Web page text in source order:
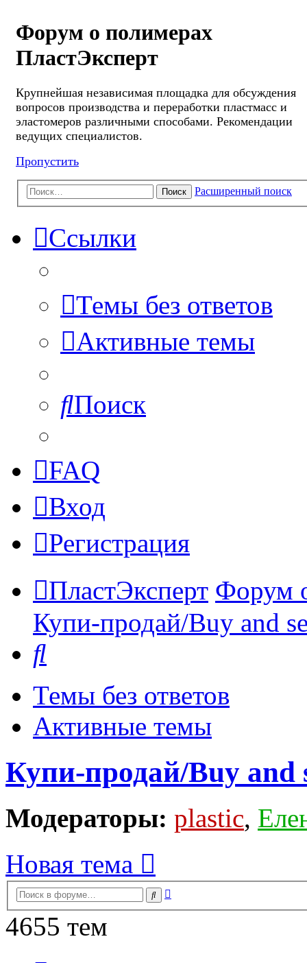
Форум о полимерах
ПластЭксперт
Крупнейшая независимая площадка для обсуждения
вопросов производства и переработки пластмасс и
эластомеров различными способами. Рекомендации
ведущих специалистов.
Пропустить
Поиск Расширенный поиск
Ссылки
Темы без ответов
Активные темы
Поиск
FAQ
Вход
Регистрация
ПластЭксперт Форум
Купи-продай/Buy and
Темы без ответов
Активные темы
Купи-продай/Buy and
Модераторы: plastic,
Новая тема
Поиск
4655 тем